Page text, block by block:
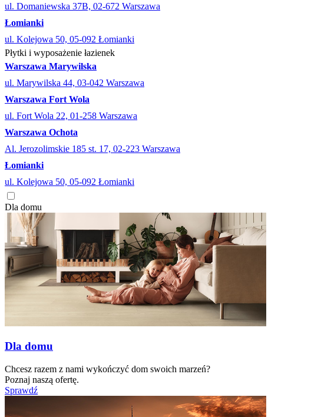
ul. Domaniewska 37B, 02-672 Warszawa
Łomianki
ul. Kolejowa 50, 05-092 Łomianki
Płytki i wyposażenie łazienek
Warszawa Marywilska
ul. Marywilska 44, 03-042 Warszawa
Warszawa Fort Wola
ul. Fort Wola 22, 01-258 Warszawa
Warszawa Ochota
Al. Jerozolimskie 185 st. 17, 02-223 Warszawa
Łomianki
ul. Kolejowa 50, 05-092 Łomianki
Dla domu
Dla domu
Chcesz razem z nami wykończyć dom swoich marzeń?
Poznaj naszą ofertę.
Sprawdź